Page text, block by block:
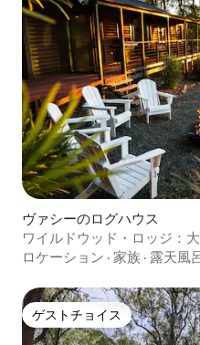
ヴァシーのログハウス
ワイルドウッド・ロッジ：
物
ロケーション · 家族 · 露天風
ゲストチョイス
ゲストチョイス